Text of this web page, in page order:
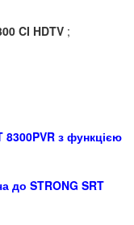
CI HDTV ;
з функцією
до STRONG SRT